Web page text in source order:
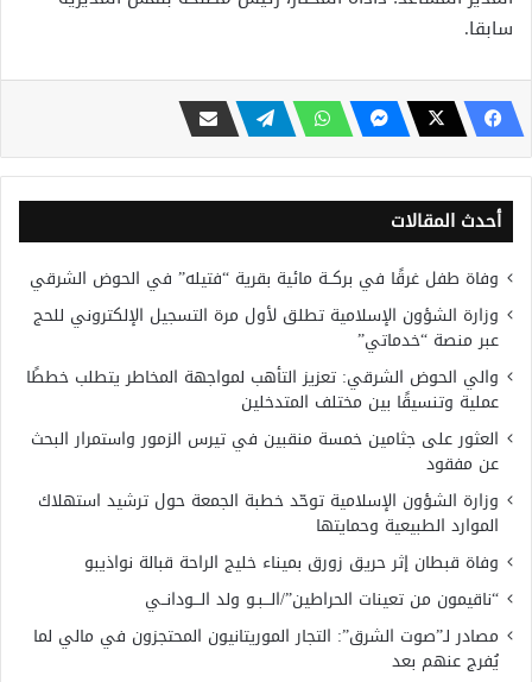
سابقا.
أحدث المقالات
وفاة طفل غرقًا في بركــة مائية بقرية “فتيله” في الحوض الشرقي
وزارة الشؤون الإسلامية تطلق لأول مرة التسجيل الإلكتروني للحج
عبر منصة “خدماتي”
والي الحوض الشرقي: تعزيز التأهب لمواجهة المخاطر يتطلب خططًا
عملية وتنسيقًا بين مختلف المتدخلين
العثور على جثامين خمسة منقبين في تيرس الزمور واستمرار البحث
عن مفقود
وزارة الشؤون الإسلامية توحّد خطبة الجمعة حول ترشيد استهلاك
الموارد الطبيعية وحمايتها
وفاة قبطان إثر حريق زورق بميناء خليج الراحة قبالة نواذيبو
“ناقيمون من تعينات الحراطين”/الـــبـو ولد الـــودانــي
مصادر لـ”صوت الشرق”: التجار الموريتانيون المحتجزون في مالي لما
يُفرج عنهم بعد